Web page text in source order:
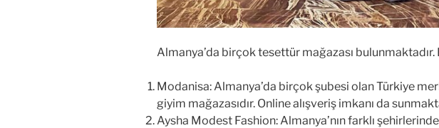
Almanya’da birçok tesettür mağazası bulunmaktadır.
Modanisa: Almanya’da birçok şubesi olan Türkiye
giyim mağazasıdır. Online alışveriş imkanı da
Aysha Modest Fashion: Almanya’nın farklı